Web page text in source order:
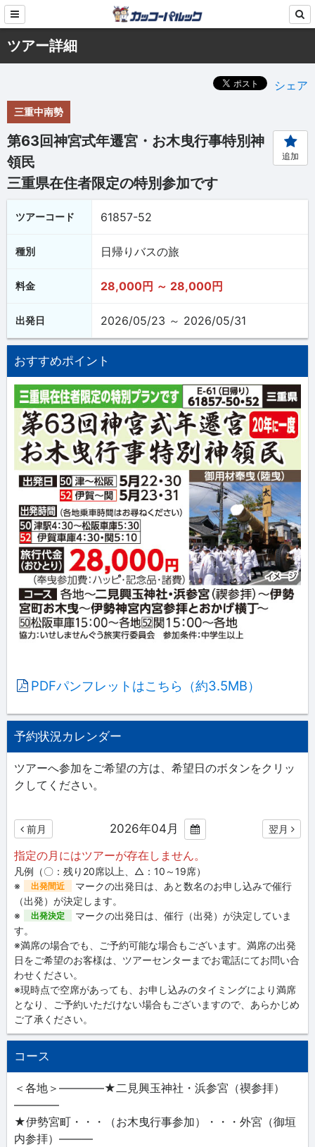
ツアー詳細
シェア
三重中南勢
第63回神宮式年遷宮・お木曳行事特別神
領民
三重県在住者限定の特別参加です
追加
ツアーコード 61857-52
種別 日帰りバスの旅
料金 28,000円 ～ 28,000円
出発日 2026/05/23 ～ 2026/05/31
おすすめポイント
PDFパンフレットはこちら（約3.5MB）
予約状況カレンダー
ツアーへ参加をご希望の方は、希望日のボタンをクリッ
クしてください。
前月 2026年04月 翌月
指定の月にはツアーが存在しません。
凡例（〇：残り20席以上、△：10～19席）
※
出発間近
マークの出発日は、あと数名のお申し込みで催行
（出発）が決定します。
※
出発決定
マークの出発日は、催行（出発）が決定していま
す。
※満席の場合でも、ご予約可能な場合もございます。満席の出発
日をご希望のお客様は、ツアーセンターまでお電話にてお問い合
わせください。
※現時点で空席があっても、お申し込みのタイミングにより満席
となり、ご予約いただけない場合もございますので、あらかじめ
ご了承ください。
コース
＜各地＞――――★二見興玉神社・浜参宮（禊参拝）
――――
★伊勢宮町・・・（お木曳行事参加）・・・外宮（御垣
内参拝）―――